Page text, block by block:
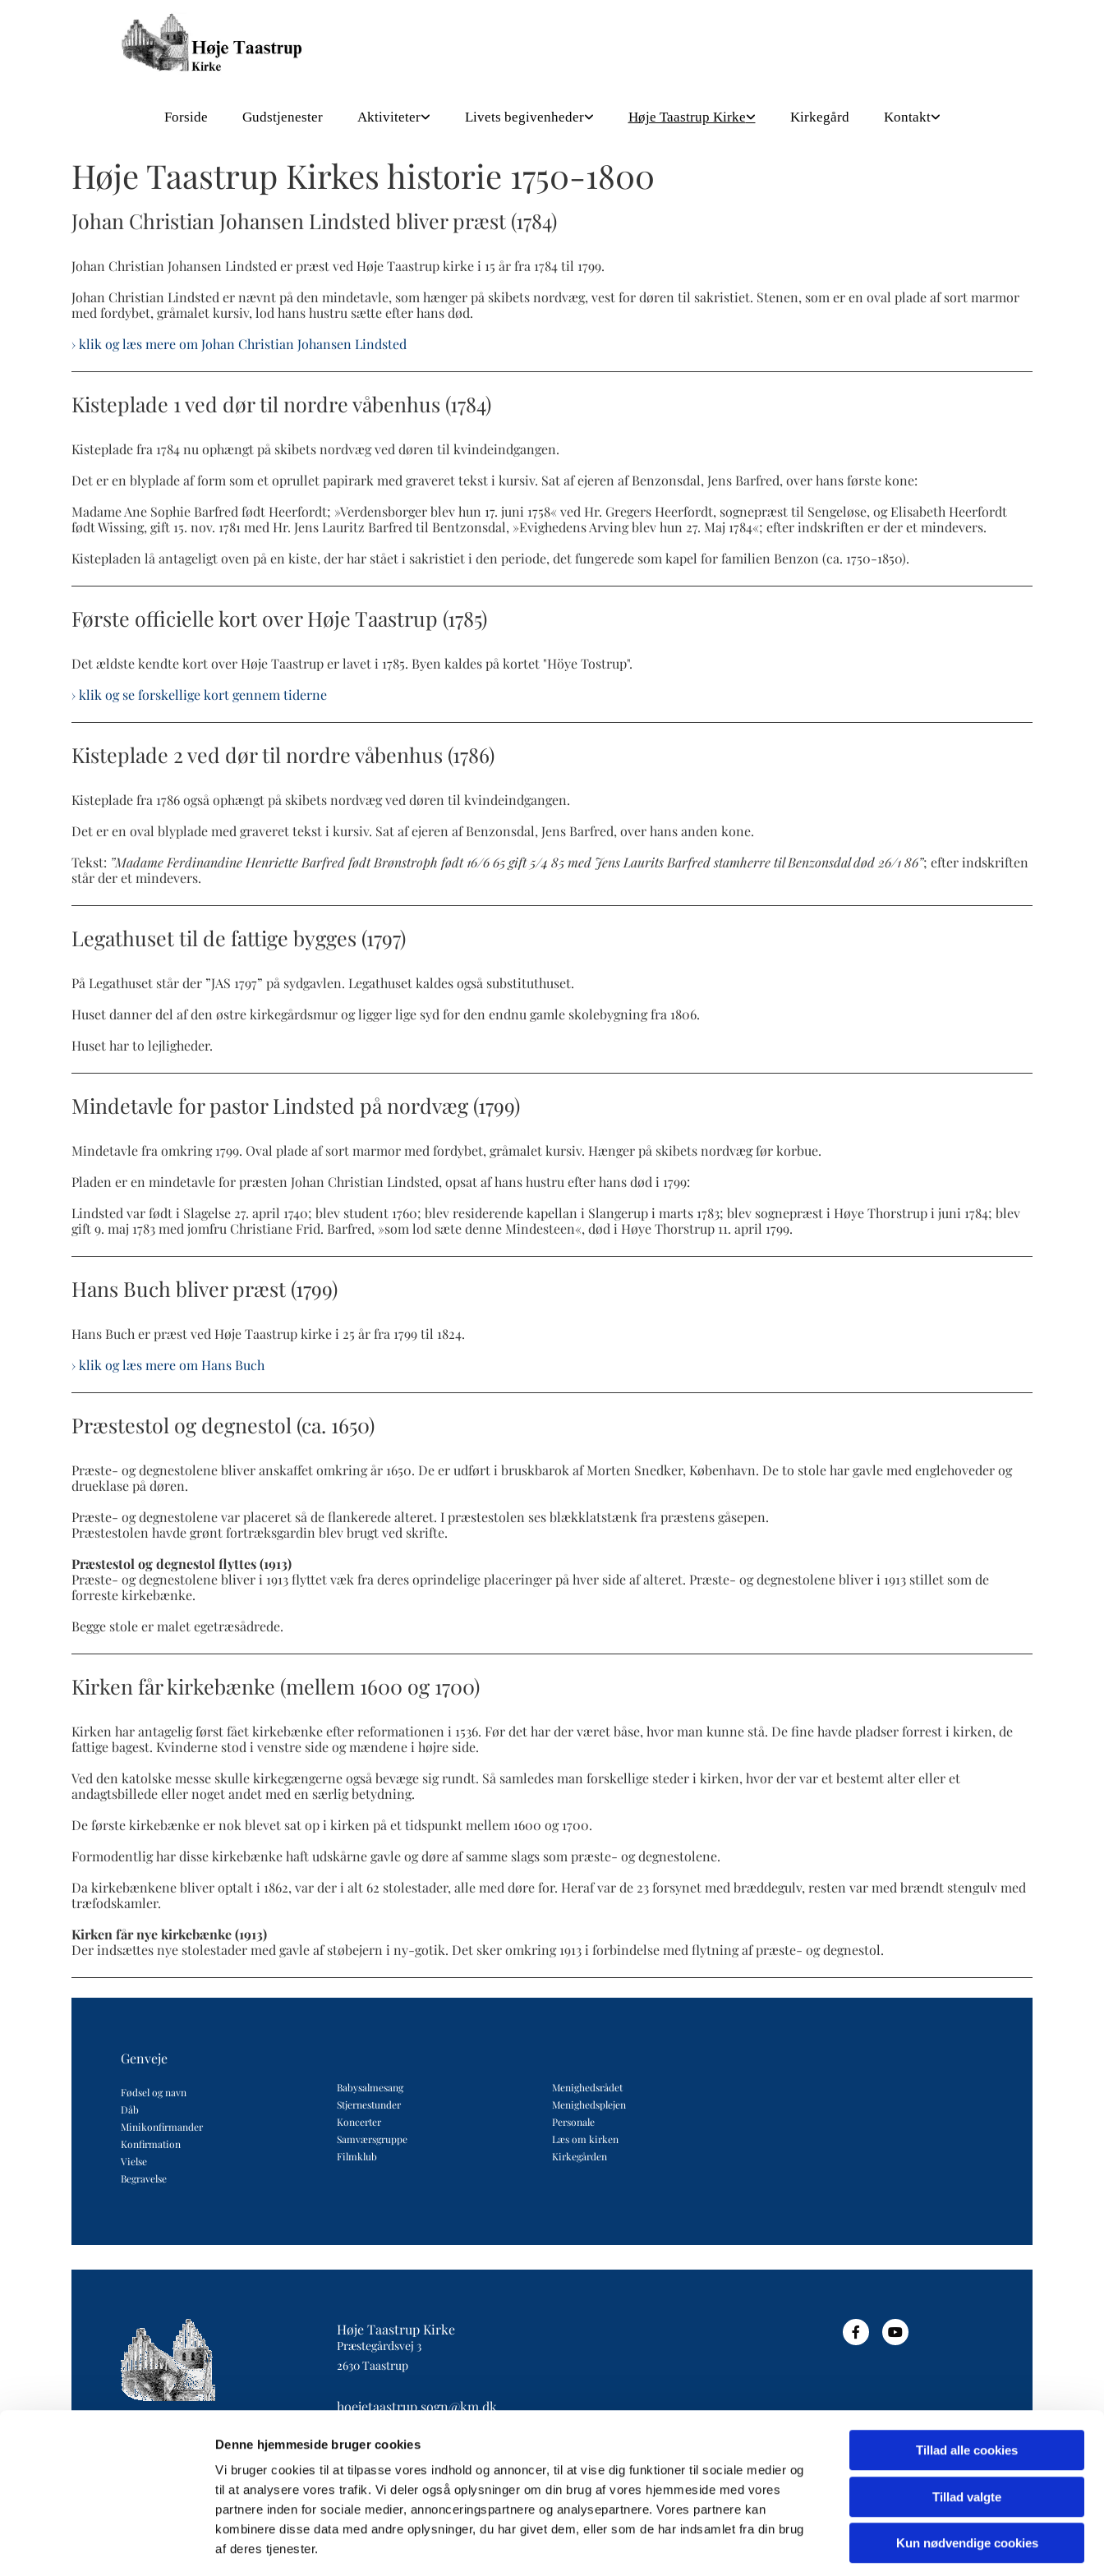
Denne hjemmeside bruger cookies
Vi bruger cookies til at tilpasse vores indhold og annoncer, til at vise dig funktioner til sociale medier og
til at analysere vores trafik. Vi deler også oplysninger om din brug af vores hjemmeside med vores
partnere inden for sociale medier, annonceringspartnere og analysepartnere. Vores partnere kan
kombinere disse data med andre oplysninger, du har givet dem, eller som de har indsamlet fra din brug
af deres tjenester.
Tillad alle cookies
Tillad valgte
Kun nødvendige cookies
Forside Gudstjenester Aktiviteter Livets begivenheder Høje Taastrup Kirke Kirkegård Kontakt
Høje Taastrup Kirkes historie 1750-1800
Johan Christian Johansen Lindsted bliver præst (1784)
Johan Christian Johansen Lindsted er præst ved Høje Taastrup kirke i 15 år fra 1784 til 1799.
Johan Christian Lindsted er nævnt på den mindetavle, som hænger på skibets nordvæg, vest for døren til sakristiet. Stenen, som er en oval plade af sort marmor
med fordybet, gråmalet kursiv, lod hans hustru sætte efter hans død.
› klik og læs mere om Johan Christian Johansen Lindsted
Kisteplade 1 ved dør til nordre våbenhus (1784)
Kisteplade fra 1784 nu ophængt på skibets nordvæg ved døren til kvindeindgangen.
Det er en blyplade af form som et oprullet papirark med graveret tekst i kursiv. Sat af ejeren af Benzonsdal, Jens Barfred, over hans første kone:
Madame Ane Sophie Barfred født Heerfordt; »Verdensborger blev hun 17. juni 1758« ved Hr. Gregers Heerfordt, sognepræst til Sengeløse, og Elisabeth Heerfordt
født Wissing, gift 15. nov. 1781 med Hr. Jens Lauritz Barfred til Bentzonsdal, »Evighedens Arving blev hun 27. Maj 1784«; efter indskriften er der et mindevers.
Kistepladen lå antageligt oven på en kiste, der har stået i sakristiet i den periode, det fungerede som kapel for familien Benzon (ca. 1750-1850).
Første officielle kort over Høje Taastrup (1785)
Det ældste kendte kort over Høje Taastrup er lavet i 1785. Byen kaldes på kortet "Höye Tostrup".
› klik og se forskellige kort gennem tiderne
Kisteplade 2 ved dør til nordre våbenhus (1786)
Kisteplade fra 1786 også ophængt på skibets nordvæg ved døren til kvindeindgangen.
Det er en oval blyplade med graveret tekst i kursiv. Sat af ejeren af Benzonsdal, Jens Barfred, over hans anden kone.
Tekst: ”Madame Ferdinandine Henriette Barfred født Brønstroph født 16/6 65 gift 5/4 85 med Jens Laurits Barfred stamherre til Benzonsdal død 26/1 86”; efter indskriften
står der et mindevers.
Legathuset til de fattige bygges (1797)
På Legathuset står der ”JAS 1797” på sydgavlen. Legathuset kaldes også substituthuset.
Huset danner del af den østre kirkegårdsmur og ligger lige syd for den endnu gamle skolebygning fra 1806.
Huset har to lejligheder.
Mindetavle for pastor Lindsted på nordvæg (1799)
Mindetavle fra omkring 1799. Oval plade af sort marmor med fordybet, gråmalet kursiv. Hænger på skibets nordvæg før korbue.
Pladen er en mindetavle for præsten Johan Christian Lindsted, opsat af hans hustru efter hans død i 1799:
Lindsted var født i Slagelse 27. april 1740; blev student 1760; blev residerende kapellan i Slangerup i marts 1783; blev sognepræst i Høye Thorstrup i juni 1784; blev
gift 9. maj 1783 med jomfru Christiane Frid. Barfred, »som lod sæte denne Mindesteen«, død i Høye Thorstrup 11. april 1799.
Hans Buch bliver præst (1799)
Hans Buch er præst ved Høje Taastrup kirke i 25 år fra 1799 til 1824.
› klik og læs mere om Hans Buch
Præstestol og degnestol (ca. 1650)
Præste- og degnestolene bliver anskaffet omkring år 1650. De er udført i bruskbarok af Morten Snedker, København. De to stole har gavle med englehoveder og
drueklase på døren.
Præste- og degnestolene var placeret så de flankerede alteret. I præstestolen ses blækklatstænk fra præstens gåsepen.
Præstestolen havde grønt fortræksgardin blev brugt ved skrifte.
Præstestol og degnestol flyttes (1913)
Præste- og degnestolene bliver i 1913 flyttet væk fra deres oprindelige placeringer på hver side af alteret. Præste- og degnestolene bliver i 1913 stillet som de
forreste kirkebænke.
Begge stole er malet egetræsådrede.
Kirken får kirkebænke (mellem 1600 og 1700)
Kirken har antagelig først fået kirkebænke efter reformationen i 1536. Før det har der været båse, hvor man kunne stå. De fine havde pladser forrest i kirken, de
fattige bagest. Kvinderne stod i venstre side og mændene i højre side.
Ved den katolske messe skulle kirkegængerne også bevæge sig rundt. Så samledes man forskellige steder i kirken, hvor der var et bestemt alter eller et
andagtsbillede eller noget andet med en særlig betydning.
De første kirkebænke er nok blevet sat op i kirken på et tidspunkt mellem 1600 og 1700.
Formodentlig har disse kirkebænke haft udskårne gavle og døre af samme slags som præste- og degnestolene.
Da kirkebænkene bliver optalt i 1862, var der i alt 62 stolestader, alle med døre for. Heraf var de 23 forsynet med bræddegulv, resten var med brændt stengulv med
træfodskamler.
Kirken får nye kirkebænke (1913)
Der indsættes nye stolestader med gavle af støbejern i ny-gotik. Det sker omkring 1913 i forbindelse med flytning af præste- og degnestol.
Genveje
Fødsel og navn
Dåb
Minikonfirmander
Konfirmation
Vielse
Begravelse
Babysalmesang
Stjernestunder
Koncerter
Samværsgruppe
Filmklub
Menighedsrådet
Menighedsplejen
Personale
Læs om kirken
Kirkegården
Høje Taastrup Kirke
Præstegårdsvej 3
2630 Taastrup
hoejetaastrup.sogn@km.dk
Privatlivspolitik Log på ChurchDesk